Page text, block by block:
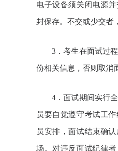
电子设备须关闭电源
封保存。不交或少交者
3 ．考生在面试过
份相关信息，否则取消
4 ．面试期间实行
员要自觉遵守考试工
员安排，面试结束确
场。对违反面试纪律